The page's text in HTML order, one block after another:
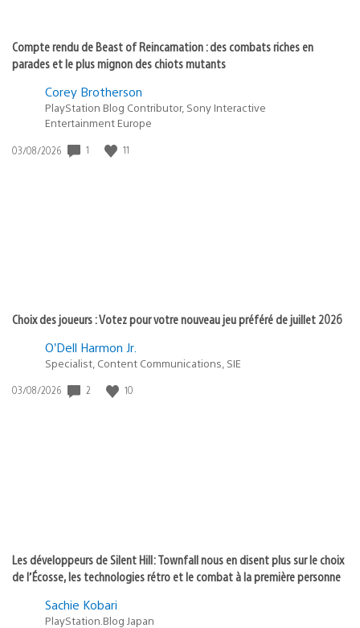
Compte rendu de Beast of Reincarnation : des combats riches en
parades et le plus mignon des chiots mutants
Corey Brotherson
PlayStation Blog Contributor, Sony Interactive
Entertainment Europe
Date
03/08/2026 1 11
Choix des joueurs : Votez pour votre nouveau jeu préféré de juillet 2026
O’Dell Harmon Jr.
Specialist, Content Communications, SIE
Date
03/08/2026 2 10
Les développeurs de Silent Hill: Townfall nous en disent plus sur le choix
de l’Écosse, les technologies rétro et le combat à la première personne
Sachie Kobari
PlayStation.Blog Japan